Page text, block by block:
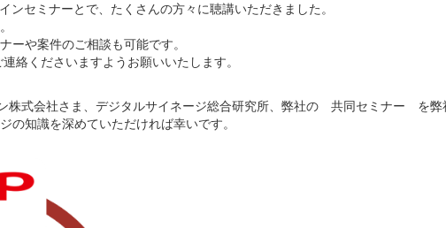
セミナーとで、たくさんの方々に聴講いただきました。
ーや案件のご相談も可能です。
絡くださいますようお願いいたします。
株式会社さま、デジタルサイネージ総合研究所、弊社の 共同セミナー を弊
知識を深めていただければ幸いです。